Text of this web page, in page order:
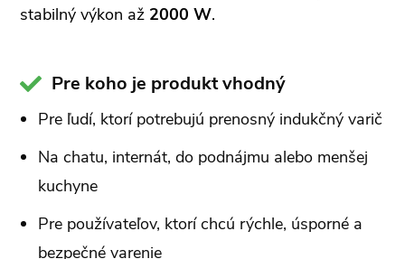
stabilný výkon až 2000 W.
Pre koho je produkt vhodný
Pre ľudí, ktorí potrebujú prenosný indukčný varič
Na chatu, internát, do podnájmu alebo menšej
kuchyne
Pre používateľov, ktorí chcú rýchle, úsporné a
bezpečné varenie